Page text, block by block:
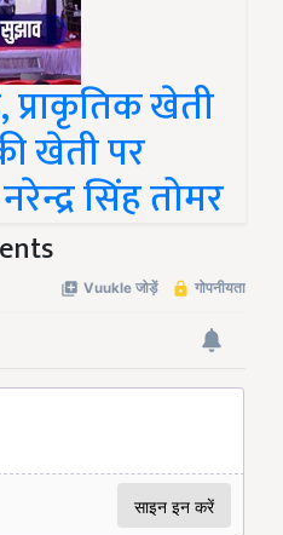
प्राकृतिक खेती
खेती पर
सिंह तोमर